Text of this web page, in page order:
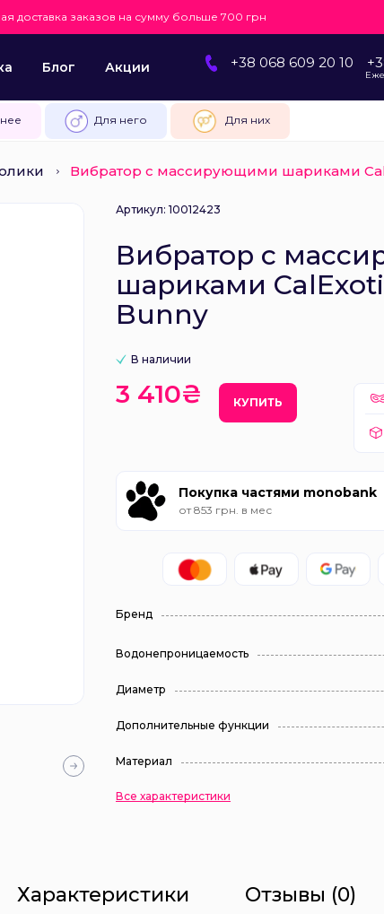
доставка заказов на сумму больше 700 грн
Блог Акции +38 068 609 20 10
Для него Для них
Вибратор с массирующими шариками
Артикул: 10012423
Вибратор с
шариками
Bunny
В наличии
3 410₴ КУПИТЬ
Покупка частями monobank
от 853 грн. в мес
Бренд
Водонепроницаемость
Диаметр
Дополнительные функции
Материал
Все характеристики
Характеристики Отзывы (0)